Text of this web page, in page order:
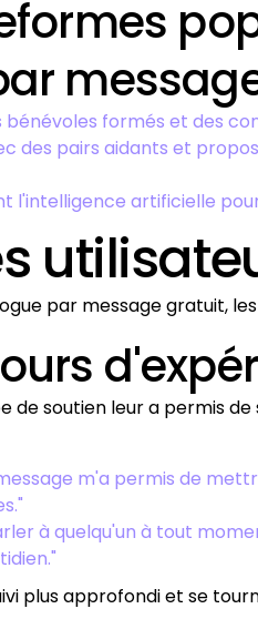
formés et des
des pairs aidants et
l'intelligence artificielle
par message gratuit,
soutien leur a permis
m'a permis de
à quelqu'un à tout
plus approfondi et se